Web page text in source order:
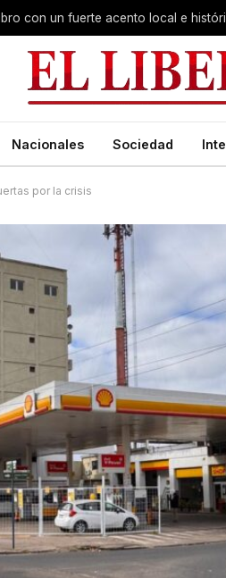
Nacionales Sociedad
por la crisis